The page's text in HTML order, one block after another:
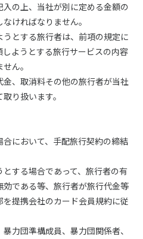
の上、当社が別に定める金額の
ければなりません。
とする旅行者は、前項の規定に
ようとする旅行サービスの内容
ん。
、取消料その他の旅行者が当社
り扱います。
において、手配旅行契約の締結
する場合であって、旅行者の有
である等、旅行者が旅行代金等
提携会社のカード会員規約に従
力団準構成員、暴力団関係者、